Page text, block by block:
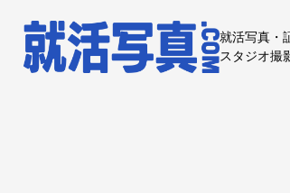
就活写真・
スタジオ撮